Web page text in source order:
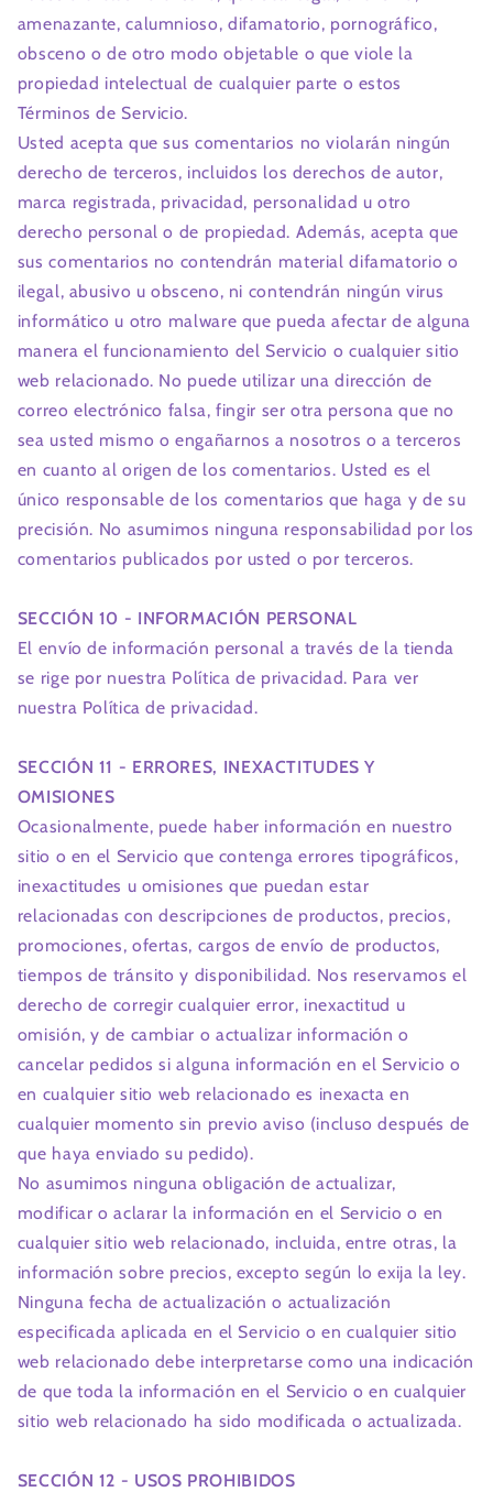
amenazante, calumnioso, difamatorio, pornográfico,
obsceno o de otro modo objetable o que viole la
propiedad intelectual de cualquier parte o estos
Términos de Servicio.
Usted acepta que sus comentarios no violarán ningún
derecho de terceros, incluidos los derechos de autor,
marca registrada, privacidad, personalidad u otro
derecho personal o de propiedad. Además, acepta que
sus comentarios no contendrán material difamatorio o
ilegal, abusivo u obsceno, ni contendrán ningún virus
informático u otro malware que pueda afectar de alguna
manera el funcionamiento del Servicio o cualquier sitio
web relacionado. No puede utilizar una dirección de
correo electrónico falsa, fingir ser otra persona que no
sea usted mismo o engañarnos a nosotros o a terceros
en cuanto al origen de los comentarios. Usted es el
único responsable de los comentarios que haga y de su
precisión. No asumimos ninguna responsabilidad por los
comentarios publicados por usted o por terceros.
SECCIÓN 10 - INFORMACIÓN PERSONAL
El envío de información personal a través de la tienda
se rige por nuestra Política de privacidad. Para ver
nuestra Política de privacidad.
SECCIÓN 11 - ERRORES, INEXACTITUDES Y
OMISIONES
Ocasionalmente, puede haber información en nuestro
sitio o en el Servicio que contenga errores tipográficos,
inexactitudes u omisiones que puedan estar
relacionadas con descripciones de productos, precios,
promociones, ofertas, cargos de envío de productos,
tiempos de tránsito y disponibilidad. Nos reservamos el
derecho de corregir cualquier error, inexactitud u
omisión, y de cambiar o actualizar información o
cancelar pedidos si alguna información en el Servicio o
en cualquier sitio web relacionado es inexacta en
cualquier momento sin previo aviso (incluso después de
que haya enviado su pedido).
No asumimos ninguna obligación de actualizar,
modificar o aclarar la información en el Servicio o en
cualquier sitio web relacionado, incluida, entre otras, la
información sobre precios, excepto según lo exija la ley.
Ninguna fecha de actualización o actualización
especificada aplicada en el Servicio o en cualquier sitio
web relacionado debe interpretarse como una indicación
de que toda la información en el Servicio o en cualquier
sitio web relacionado ha sido modificada o actualizada.
SECCIÓN 12 - USOS PROHIBIDOS